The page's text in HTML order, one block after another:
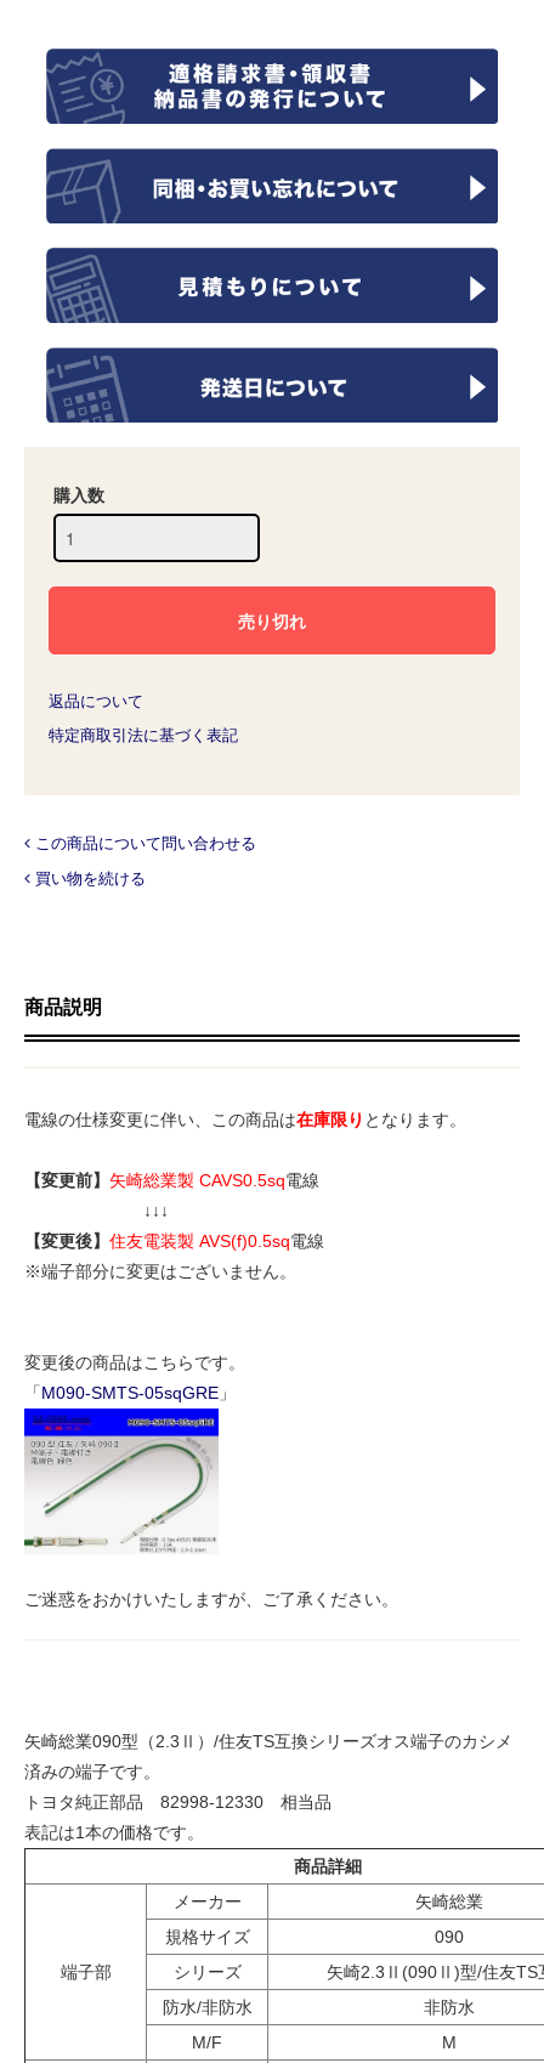
購入数
返品について
特定商取引法に基づく表記
この商品について問い合わせる
買い物を続ける
商品説明
電線の仕様変更に伴い、この商品は在庫限り となります。
【変更前】 矢崎総業製 CAVS0.5sq電線
↓↓↓
【変更後】 住友電装製 AVS(f)0.5sq電線
※端子部分に変更はございません。
変更後の商品はこちらです。
「M090-SMTS-05sqGRE 」
ご迷惑をおかけいたしますが、ご了承ください。
矢崎総業090型（2.3Ⅱ）/住友TS互換シリーズオス端子のカシメ
済みの端子です。
トヨタ純正部品 82998-12330 相当品
表記は1本の価格です。
商品詳細
端子部
メーカー
矢崎総業
規格サイズ
090
シリーズ
矢崎2.3Ⅱ(090Ⅱ)型/住友TS
防水/非防水
非防水
M/F
M